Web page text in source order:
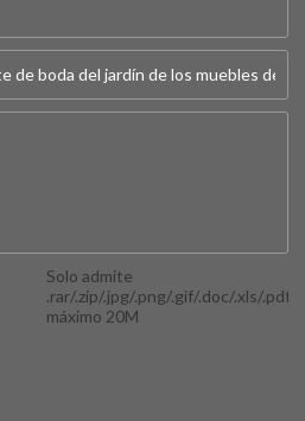
Solo admite
.rar/.zip/.jpg/.png/.gif/.doc/.xls/.pdf,
máximo 20M